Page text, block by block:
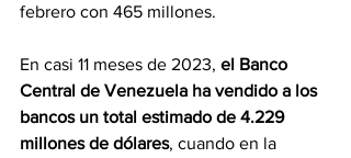
febrero con 465 millones.
En casi 11 meses de 2023, el Banco
Central de Venezuela ha vendido a los
bancos un total estimado de 4.229
millones de dólares, cuando en la